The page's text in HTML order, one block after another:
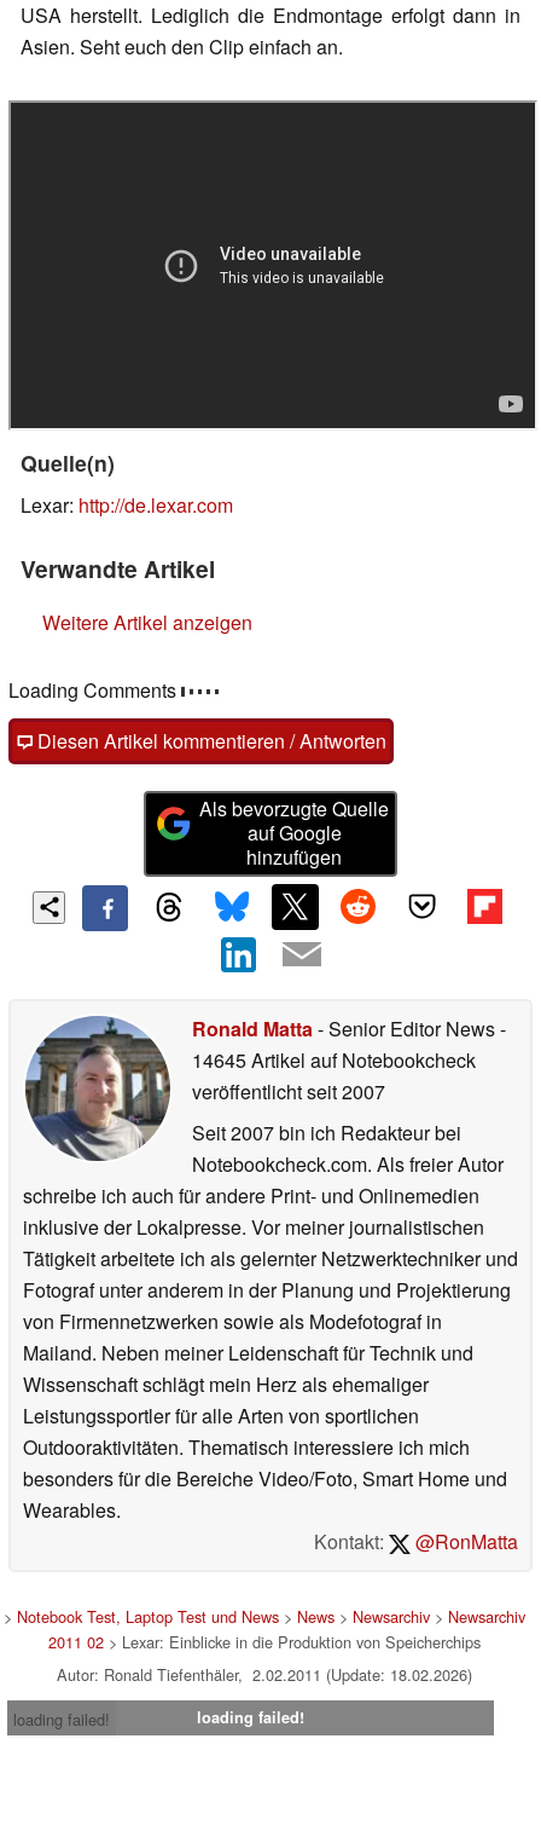
USA herstellt. Lediglich die Endmontage erfolgt dann in
Asien. Seht euch den Clip einfach an.
Quelle(n)
Lexar: http://de.lexar.com
Verwandte Artikel
Weitere Artikel anzeigen
Loading Comments
Diesen Artikel kommentieren / Antworten
Als bevorzugte Quelle
auf Google
hinzufügen
Ronald Matta- Senior Editor News-
14645 Artikel auf Notebookcheck
veröffentlichtseit 2007
Seit 2007 bin ich Redakteur bei
Notebookcheck.com. Als freier Autor
schreibe ich auch für andere Print- und Onlinemedien
inklusive der Lokalpresse. Vor meiner journalistischen
Tätigkeit arbeitete ich als gelernter Netzwerktechniker und
Fotograf unter anderem in der Planung und Projektierung
von Firmennetzwerken sowie als Modefotograf in
Mailand. Neben meiner Leidenschaft für Technik und
Wissenschaft schlägt mein Herz als ehemaliger
Leistungssportler für alle Arten von sportlichen
Outdooraktivitäten. Thematisch interessiere ich mich
besonders für die Bereiche Video/Foto, Smart Home und
Wearables.
Kontakt:
@RonMatta
> Notebook Test, Laptop Test und News > News > Newsarchiv > Newsarchiv
2011 02 > Lexar: Einblicke in die Produktion von Speicherchips
Autor: Ronald Tiefenthäler, 2.02.2011 (Update: 18.02.2026)
loading failed!
loading failed!